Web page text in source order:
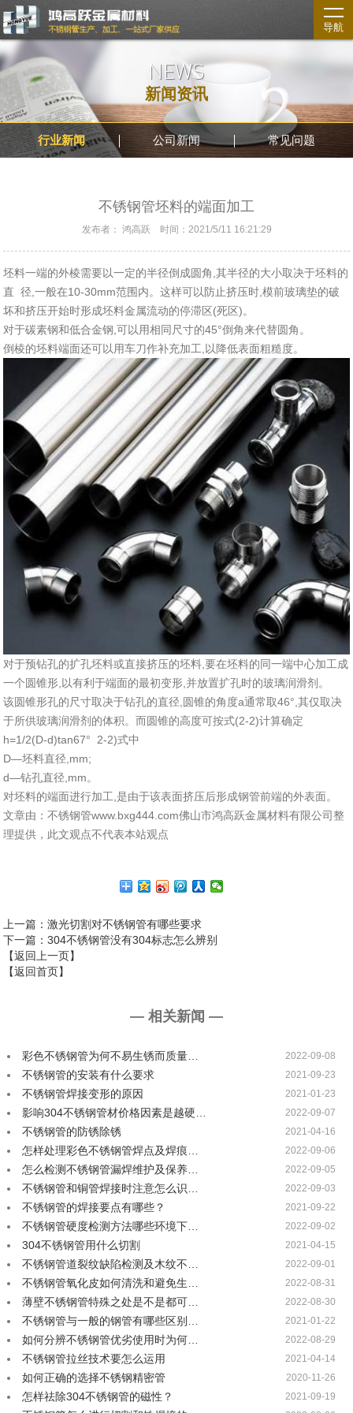
导航
NEWS
新闻资讯
行业新闻 公司新闻 常见问题
不锈钢管坯料的端面加工
发布者： 鸿高跃 时间：2021/5/11 16:21:29
坯料一端的外棱需要以一定的半径倒成圆角,其半径的大小取决于坯料的
直 径,一般在10-30mm范围内。这样可以防止挤压时,模前玻璃垫的破
坏和挤压开始时形成坯料金属流动的停滞区(死区)。
对于碳素钢和低合金钢,可以用相同尺寸的45°倒角来代替圆角。
倒棱的坯料端面还可以用车刀作补充加工,以降低表面粗糙度。
对于预钻孔的扩孔坯料或直接挤压的坯料,要在坯料的同一端中心加工成
一个圆锥形,以有利于端面的最初变形,并放置扩孔时的玻璃润滑剂。
该圆锥形孔的尺寸取决于钻孔的直径,圆锥的角度a通常取46°,其仅取决
于所供玻璃润滑剂的体积。而圆锥的高度可按式(2-2)计算确定
h=1/2(D-d)tan67° 2-2)式中
D—坯料直径,mm;
d—钻孔直径,mm。
对坯料的端面进行加工,是由于该表面挤压后形成钢管前端的外表面。
文章由：不锈钢管www.bxg444.com佛山市鸿高跃金属材料有限公司整
理提供，此文观点不代表本站观点
上一篇 ：激光切割对不锈钢管有哪些要求
下一篇 ：304不锈钢管没有304标志怎么辨别
【返回上一页】
【返回首页】
— 相关新闻 —
彩色不锈钢管为何不易生锈而质量… 2022-09-08
不锈钢管的安装有什么要求 2021-09-23
不锈钢管焊接变形的原因 2021-01-23
影响304不锈钢管材价格因素是越硬… 2022-09-07
不锈钢管的防锈除锈 2021-04-16
怎样处理彩色不锈钢管焊点及焊痕… 2022-09-06
怎么检测不锈钢管漏焊维护及保养… 2022-09-05
不锈钢管和铜管焊接时注意怎么识… 2022-09-03
不锈钢管的焊接要点有哪些？ 2021-09-22
不锈钢管硬度检测方法哪些环境下… 2022-09-02
304不锈钢管用什么切割 2021-04-15
不锈钢管道裂纹缺陷检测及木纹不… 2022-09-01
不锈钢管氧化皮如何清洗和避免生… 2022-08-31
薄壁不锈钢管特殊之处是不是都可… 2022-08-30
不锈钢管与一般的钢管有哪些区别… 2021-01-22
如何分辨不锈钢管优劣使用时为何… 2022-08-29
不锈钢管拉丝技术要怎么运用 2021-04-14
如何正确的选择不锈钢精密管 2020-11-26
怎样祛除304不锈钢管的磁性？ 2021-09-19